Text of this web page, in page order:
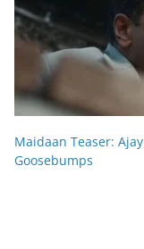
Maidaan Teaser:
Goosebumps